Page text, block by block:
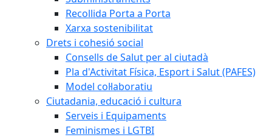
Recollida Porta a Porta
Xarxa sostenibilitat
Drets i cohesió social
Consells de Salut per al ciutadà
Pla d'Activitat Física, Esport i Salut (PAFES)
Model col·laboratiu
Ciutadania, educació i cultura
Serveis i Equipaments
Feminismes i LGTBI